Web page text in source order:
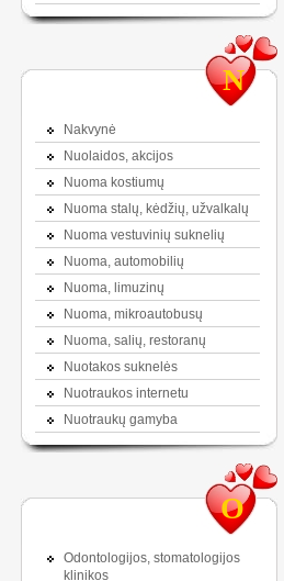
N
Nakvynė
Nuolaidos, akcijos
Nuoma kostiumų
Nuoma stalų, kėdžių, užvalkalų
Nuoma vestuvinių suknelių
Nuoma, automobilių
Nuoma, limuzinų
Nuoma, mikroautobusų
Nuoma, salių, restoranų
Nuotakos suknelės
Nuotraukos internetu
Nuotraukų gamyba
O
Odontologijos, stomatologijos
klinikos